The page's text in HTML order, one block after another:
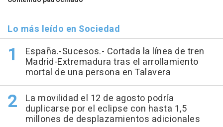
Lo más leído en Sociedad
España.-Sucesos.- Cortada la línea de tren
Madrid-Extremadura tras el arrollamiento
mortal de una persona en Talavera
La movilidad el 12 de agosto podría
duplicarse por el eclipse con hasta 1,5
millones de desplazamientos adicionales